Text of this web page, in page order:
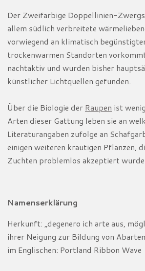
Der Zweifarbige Doppellinien-
allem südlich verbreitete
vorwiegend an klimatisch
trockenwarmen Standorten
nachtaktiv und wurden bisher
künstlicher Lichtquellen gefunden.
Über die Biologie der Raupen ist
Arten dieser Gattung leben sie an
Literaturangaben zufolge an
einigen weiteren krautigen Pflanzen,
Zuchten problemlos akzeptiert
Namenserklärung
Herkunft: „degenero ich arte aus,
ihrer Neigung zur Bildung von
im Englischen: Portland Ribbon Wave